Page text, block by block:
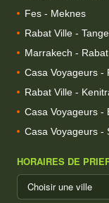
Fes - Meknes
Rabat Ville -
Marrakech -
Casa Voyageurs -
Rabat Ville -
Casa Voyageurs -
Casa Voyageurs -
HORAIRES DE